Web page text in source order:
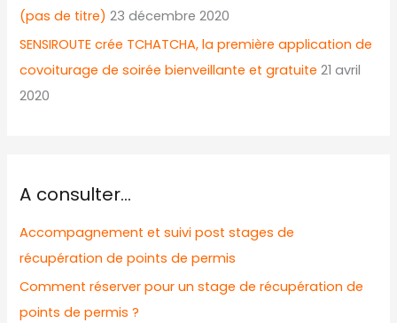
(pas de titre) 23 décembre 2020
SENSIROUTE crée TCHATCHA, la première application de
covoiturage de soirée bienveillante et gratuite 21 avril
2020
A consulter…
Accompagnement et suivi post stages de
récupération de points de permis
Comment réserver pour un stage de récupération de
points de permis ?